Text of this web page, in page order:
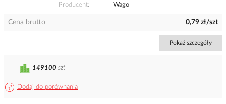
Producent
Wago
Cena brutto 0,79 zł/szt
Pokaż szczegóły
Dodaj do porównania
149100 szt